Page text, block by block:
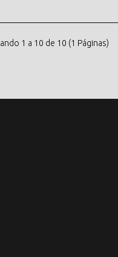
1 a 10 de 10 (1 Páginas)